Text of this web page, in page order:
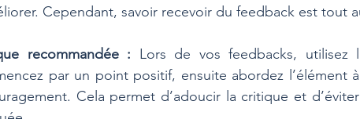
Cependant, savoir recevoir du feedback est tout
recommandée : Lors de vos feedbacks,
par un point positif, ensuite abordez l’élément
Cela permet d’adoucir la critique et